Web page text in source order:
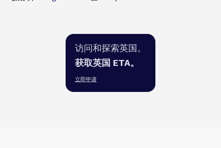
访问和探索英国。
获取英国 ETA。
立即申请